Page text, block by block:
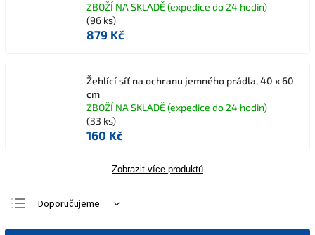
ZBOŽÍ NA SKLADĚ (expedice do 24 hodin)
(96 ks)
879 Kč
Žehlící síť na ochranu jemného prádla, 40 x 60
cm
ZBOŽÍ NA SKLADĚ (expedice do 24 hodin)
(33 ks)
160 Kč
Zobrazit více produktů
Doporučujeme
Nejlevnější